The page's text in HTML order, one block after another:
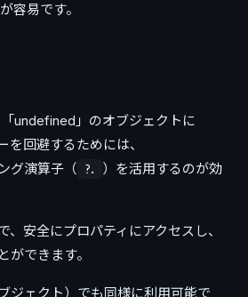
容易です。
undefined」のオブジェクトに
を回避するためには、
グ演算子（ ?.
）を活用するのが効
、安全にプロパティにアクセスし、
ができます。
ジェクト）でも同様に利用可能で